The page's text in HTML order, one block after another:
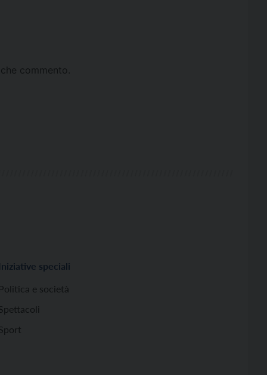
commento.
Iniziative speciali
Politica e società